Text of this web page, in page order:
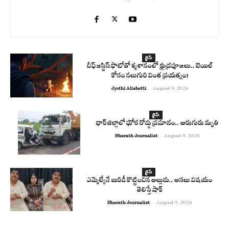
క్రైమ్
చీఫ్ జస్టిస్ ఫొటోతో శ్మశానంలో క్షుద్రపూజలు.. బెయిల్
కోసం నలుగురి వింత ప్రయత్నం!
Jyothi Alishetti - August 9, 2026
క్రైమ్
ధార్ జిల్లాలో ఘోర రోడ్డు ప్రమాదం.. ఆరుగురు మృతి
Bharath Journalist - August 9, 2026
క్రైమ్
ఎమ్మెల్యేనే బురిడీ కొట్టించిన అల్లుడు.. అసలు విషయం
తెలిస్తే షాక్
Bharath Journalist - August 9, 2026